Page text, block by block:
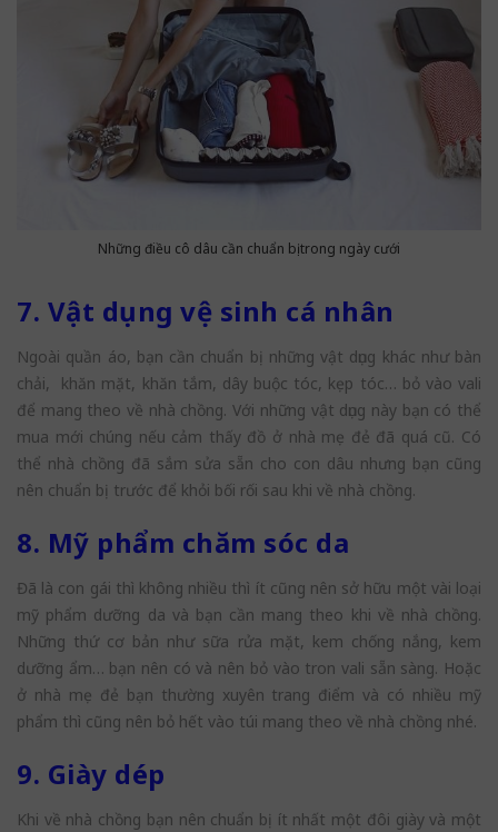
Những điều cô dâu cần chuẩn bị trong ngày cưới
7. Vật dụng vệ sinh cá nhân
Ngoài quần áo, bạn cần chuẩn bị những vật dụng khác như bàn
chải, khăn mặt, khăn tắm, dây buộc tóc, kẹp tóc… bỏ vào vali
để mang theo về nhà chồng. Với những vật dụng này bạn có thể
mua mới chúng nếu cảm thấy đồ ở nhà mẹ đẻ đã quá cũ. Có
thể nhà chồng đã sắm sửa sẵn cho con dâu nhưng bạn cũng
nên chuẩn bị trước để khỏi bối rối sau khi về nhà chồng.
8. Mỹ phẩm chăm sóc da
Đã là con gái thì không nhiều thì ít cũng nên sở hữu một vài loại
mỹ phẩm dưỡng da và bạn cần mang theo khi về nhà chồng.
Những thứ cơ bản như sữa rửa mặt, kem chống nắng, kem
dưỡng ẩm… bạn nên có và nên bỏ vào tron vali sẵn sàng. Hoặc
ở nhà mẹ đẻ bạn thường xuyên trang điểm và có nhiều mỹ
phẩm thì cũng nên bỏ hết vào túi mang theo về nhà chồng nhé.
9. Giày dép
Khi về nhà chồng bạn nên chuẩn bị ít nhất một đôi giày và một